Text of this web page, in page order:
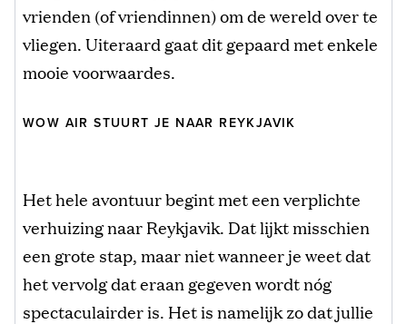
vrienden (of vriendinnen) om de wereld over te
vliegen. Uiteraard gaat dit gepaard met enkele
mooie voorwaardes.
WOW AIR STUURT JE NAAR REYKJAVIK
Het hele avontuur begint met een verplichte
verhuizing naar Reykjavik. Dat lijkt misschien
een grote stap, maar niet wanneer je weet dat
het vervolg dat eraan gegeven wordt nóg
spectaculairder is. Het is namelijk zo dat jullie